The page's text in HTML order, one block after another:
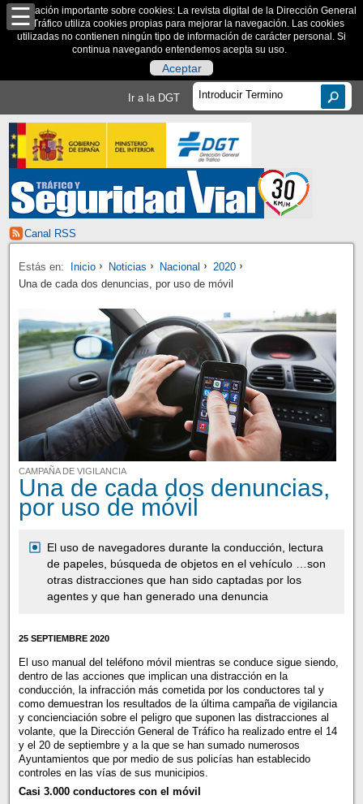
Información importante sobre cookies: La revista digital de la Dirección General
de Tráfico utiliza cookies propias para mejorar la navegación. Las cookies
utilizadas no contienen ningún tipo de información de carácter personal. Si
continua navegando entendemos acepta su uso.
Aceptar
Ir a la DGT
Canal RSS
Estás en: Inicio Noticias Nacional
2020
Una de cada dos denuncias, por uso de móvil
CAMPAÑA DE VIGILANCIA
Una de cada dos denuncias,
por uso de móvil
El uso de navegadores durante la conducción, lectura
de papeles, búsqueda de objetos en el vehículo …son
otras distracciones que han sido captadas por los
agentes y que han generado una denuncia
25 SEPTIEMBRE 2020
El uso manual del teléfono móvil mientras se conduce sigue siendo,
dentro de las acciones que implican una distracción en la
conducción, la infracción más cometida por los conductores tal y
como demuestran los resultados de la última campaña de vigilancia
y concienciación sobre el peligro que suponen las distracciones al
volante, que la Dirección General de Tráfico ha realizado entre el 14
y el 20 de septiembre y a la que se han sumado numerosos
Ayuntamientos que por medio de sus policías han establecido
controles en las vías de sus municipios.
Casi 3.000 conductores con el móvil